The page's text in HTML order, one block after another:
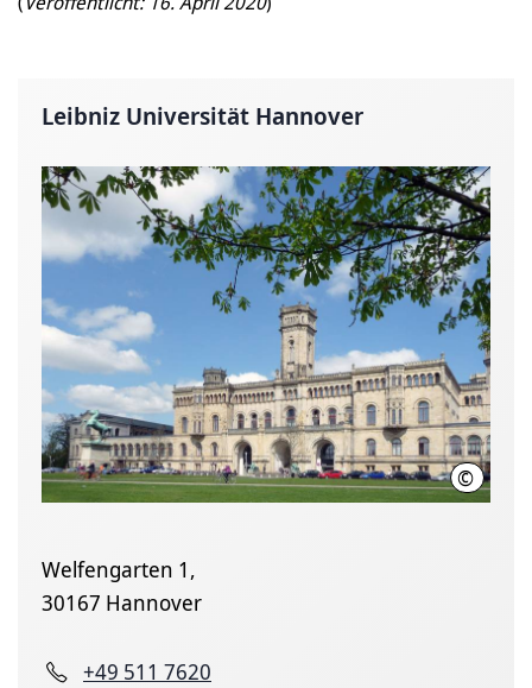
Leibniz Universität Hannover
© Leibniz
Welfengarten 1,
30167 Hannover
+49 511 7620